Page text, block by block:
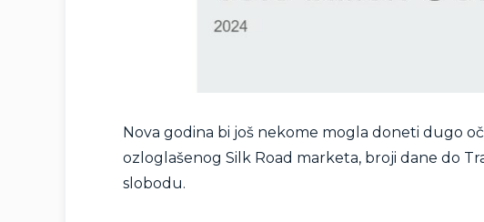
Nova godina bi još nekome mogla doneti dugo
ozloglašenog Silk Road marketa, broji dane do
slobodu.